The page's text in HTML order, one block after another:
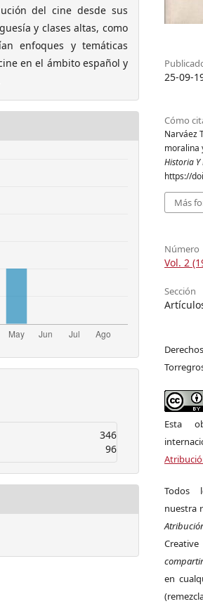
del cine desde sus
y clases altas, como
enfoques y temáticas
en el ámbito español y
346
96
25-09-
Cómo
Narváez
moralina
Historia Y
https://
Más
Número
Vol. 2
Sección
Esta
Todos
nuestra
compartir
en